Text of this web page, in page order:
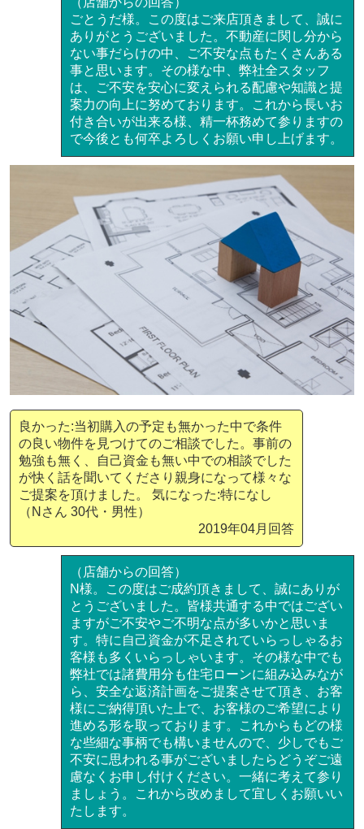
ごとうだ様。この度はご来店頂きまして、誠に
ありがとうございました。不動産に関し分から
ない事だらけの中、ご不安な点もたくさんある
事と思います。その様な中、弊社全スタッフ
は、ご不安を安心に変えられる配慮や知識と提
案力の向上に努めております。これから長いお
付き合いが出来る様、精一杯務めて参りますの
で今後とも何卒よろしくお願い申し上げます。
良かった:当初購入の予定も無かった中で条件
の良い物件を見つけてのご相談でした。事前の
勉強も無く、自己資金も無い中での相談でした
が快く話を聞いてくださり親身になって様々な
ご提案を頂けました。 気になった:特になし
（Nさん 30代・男性）
2019年04月回答
（店舗からの回答）
N様。この度はご成約頂きまして、誠にありが
とうございました。皆様共通する中ではござい
ますがご不安やご不明な点が多いかと思いま
す。特に自己資金が不足されていらっしゃるお
客様も多くいらっしゃいます。その様な中でも
弊社では諸費用分も住宅ローンに組み込みなが
ら、安全な返済計画をご提案させて頂き、お客
様にご納得頂いた上で、お客様のご希望により
進める形を取っております。これからもどの様
な些細な事柄でも構いませんので、少しでもご
不安に思われる事がございましたらどうぞご遠
慮なくお申し付けください。一緒に考えて参り
ましょう。これから改めまして宜しくお願いい
たします。